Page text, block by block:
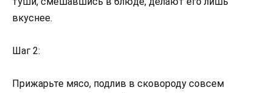
вкуснее.
Шаг 2:
Прижарьте мясо, подлив в сковороду совсем